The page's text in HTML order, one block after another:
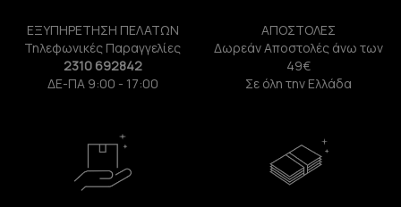
ΕΞΥΠΗΡΕΤΗΣΗ ΠΕΛΑΤΩΝ
Τηλεφωνικές Παραγγελίες
2310 692842
ΔΕ-ΠΑ 9:00 - 17:00
ΑΠΟΣΤΟΛΕΣ
Δωρεάν Αποστολές άνω των
49€
Σε όλη την Ελλάδα